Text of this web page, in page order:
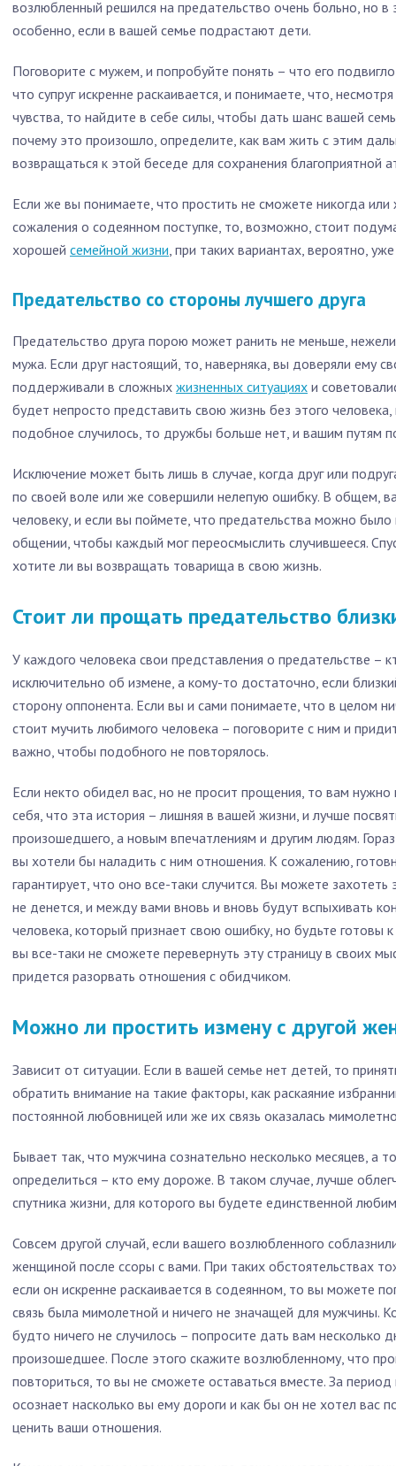
возлюбленный решился на предательство очень больно, но в
особенно, если в вашей семье подрастают дети.
Поговорите с мужем, и попробуйте понять – что его
что супруг искренне раскаивается, и понимаете, что,
чувства, то найдите в себе силы, чтобы дать шанс вашей
почему это произошло, определите, как вам жить с этим
возвращаться к этой беседе для сохранения благоприятной
Если же вы понимаете, что простить не сможете никогда
сожаления о содеянном поступке, то, возможно, стоит
хорошей семейной жизни, при таких вариантах, вероятно,
Предательство со стороны лучшего друга
Предательство друга порою может ранить не меньше,
мужа. Если друг настоящий, то, наверняка, вы доверяли ему
поддерживали в сложных жизненных ситуациях и
будет непросто представить свою жизнь без этого
подобное случилось, то дружбы больше нет, и вашим путям
Исключение может быть лишь в случае, когда друг или
по своей воле или же совершили нелепую ошибку. В общем,
человеку, и если вы поймете, что предательства можно
общении, чтобы каждый мог переосмыслить случившееся.
хотите ли вы возвращать товарища в свою жизнь.
Стоит ли прощать предательство
У каждого человека свои представления о предательстве –
исключительно об измене, а кому-то достаточно, если
сторону оппонента. Если вы и сами понимаете, что в целом
стоит мучить любимого человека – поговорите с ним и
важно, чтобы подобного не повторялось.
Если некто обидел вас, но не просит прощения, то вам
себя, что эта история – лишняя в вашей жизни, и лучше
произошедшего, а новым впечатлениям и другим людям.
вы хотели бы наладить с ним отношения. К сожалению,
гарантирует, что оно все-таки случится. Вы можете
не денется, и между вами вновь и вновь будут вспыхивать
человека, который признает свою ошибку, но будьте готовы
вы все-таки не сможете перевернуть эту страницу в своих
придется разорвать отношения с обидчиком.
Можно ли простить измену с другой
Зависит от ситуации. Если в вашей семье нет детей, то
обратить внимание на такие факторы, как раскаяние
постоянной любовницей или же их связь оказалась
Бывает так, что мужчина сознательно несколько месяцев, а
определиться – кто ему дороже. В таком случае, лучше
спутника жизни, для которого вы будете единственной
Совсем другой случай, если вашего возлюбленного
женщиной после ссоры с вами. При таких обстоятельствах
если он искренне раскаивается в содеянном, то вы можете
связь была мимолетной и ничего не значащей для мужчины.
будто ничего не случилось – попросите дать вам несколько
произошедшее. После этого скажите возлюбленному, что
повториться, то вы не сможете оставаться вместе. За
осознает насколько вы ему дороги и как бы он не хотел вас
ценить ваши отношения.